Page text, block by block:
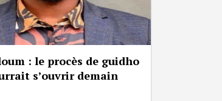
: le procès de guidho
s’ouvrir demain